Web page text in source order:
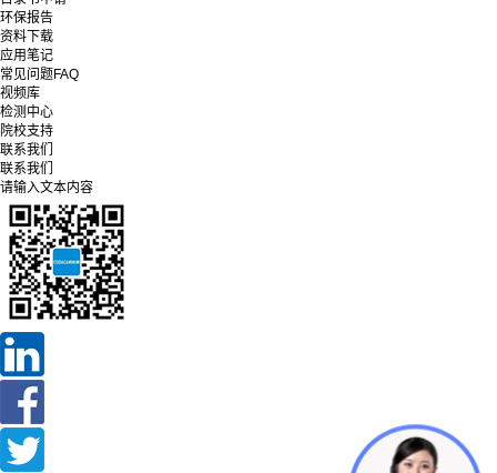
环保报告
资料下载
应用笔记
常见问题FAQ
视频库
检测中心
院校支持
联系我们
联系我们
请输入文本内容